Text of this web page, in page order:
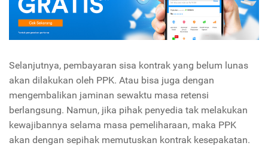
Selanjutnya, pembayaran sisa kontrak yang belum lunas
akan dilakukan oleh PPK. Atau bisa juga dengan
mengembalikan jaminan sewaktu masa retensi
berlangsung. Namun, jika pihak penyedia tak melakukan
kewajibannya selama masa pemeliharaan, maka PPK
akan dengan sepihak memutuskan kontrak kesepakatan.